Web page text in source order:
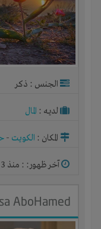
الجنس : ذكر
لديـه : المال
المكان : الكويت -
آخر ظهور: : منذ 3 اشهر
AboHamed